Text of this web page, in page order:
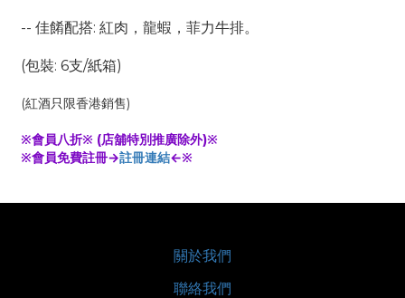
-- 佳餚配搭: 紅肉，龍蝦，菲力牛排。
(包裝: 6支/紙箱)
(紅酒只限香港銷售)
※會員八折※ (店舖特別推廣除外)※
※會員免費註冊→註冊連結←※
關於我們
聯絡我們